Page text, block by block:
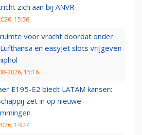
zich aan bij ANVR
15:56
voor vracht doordat onder
en easyJet slots vrijgeven
2026, 15:16
E195-E2 biedt LATAM kansen:
zet in op nieuwe
14:27